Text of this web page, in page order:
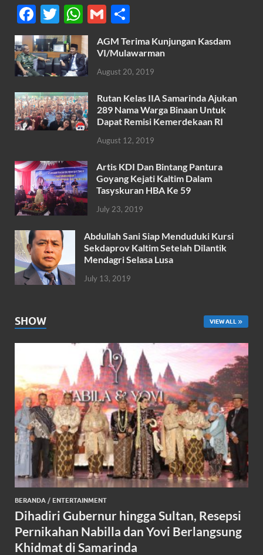
F
ac
e
b
o
o
k
T
w
itt
er
W
h
at
s
A
p
p
G
m
ail
h
ar
e
AGM Terima Kunjungan Kasdam
VI/Mulawarman
August 20, 2019
Rutan Kelas IIA Samarinda Ajukan
289 Nama Warga Binaan Untuk
Dapat Remisi Kemerdekaan RI
August 12, 2019
Artis KDI Dan Bintang Pantura
Goyang Kejati Kaltim Dalam
Tasyskuran HBA Ke 59
July 23, 2019
Abdullah Sani Siap Menduduki Kursi
Sekdaprov Kaltim Setelah Dilantik
Mendagri Selasa Lusa
July 13, 2019
SHOW VIEW ALL
BERANDA / ENTERTAINMENT
Dihadiri Gubernur hingga Sultan, Resepsi
Pernikahan Nabilla dan Yovi Berlangsung
Khidmat di Samarinda